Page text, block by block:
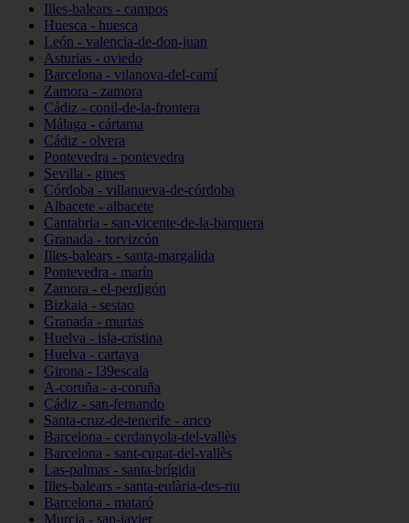
Illes-balears - campos
Huesca - huesca
León - valencia-de-don-juan
Asturias - oviedo
Barcelona - vilanova-del-camí
Zamora - zamora
Cádiz - conil-de-la-frontera
Málaga - cártama
Cádiz - olvera
Pontevedra - pontevedra
Sevilla - gines
Córdoba - villanueva-de-córdoba
Albacete - albacete
Cantabria - san-vicente-de-la-barquera
Granada - torvizcón
Illes-balears - santa-margalida
Pontevedra - marín
Zamora - el-perdigón
Bizkaia - sestao
Granada - murtas
Huelva - isla-cristina
Huelva - cartaya
Girona - l39escala
A-coruña - a-coruña
Cádiz - san-fernando
Santa-cruz-de-tenerife - arico
Barcelona - cerdanyola-del-vallès
Barcelona - sant-cugat-del-vallès
Las-palmas - santa-brígida
Illes-balears - santa-eulària-des-riu
Barcelona - mataró
Murcia - san-javier